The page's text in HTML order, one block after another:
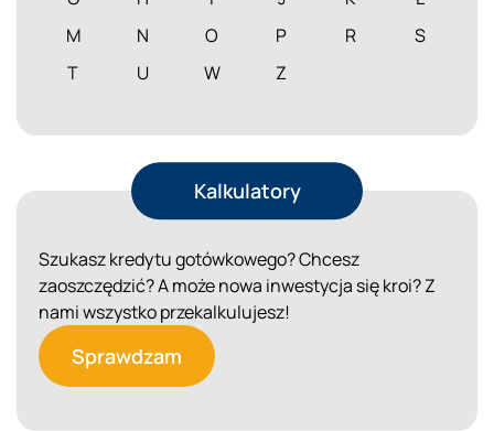
M
N O P R
S
T
U W Z
Kalkulatory
Szukasz kredytu gotówkowego? Chcesz
zaoszczędzić? A może nowa inwestycja się kroi? Z
nami wszystko przekalkulujesz!
Sprawdzam